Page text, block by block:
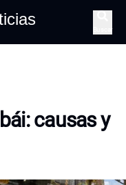
causas y